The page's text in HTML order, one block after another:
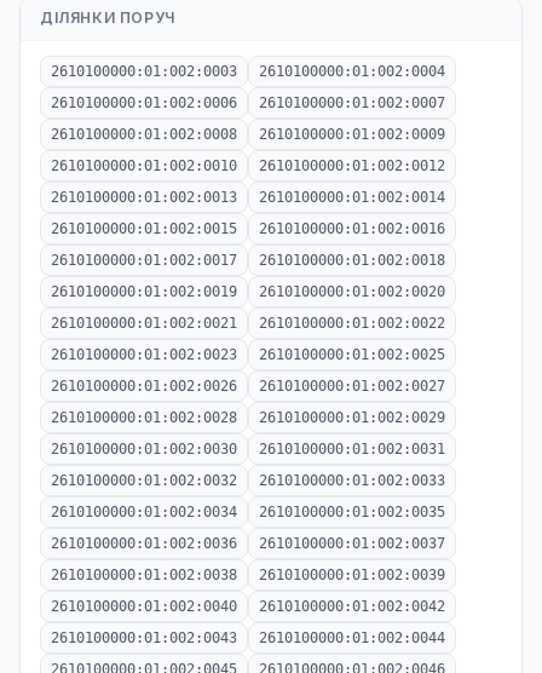
ДІЛЯНКИ ПОРУЧ
2610100000:01:002:0003
2610100000:01:002:0004
2610100000:01:002:0006
2610100000:01:002:0007
2610100000:01:002:0008
2610100000:01:002:0009
2610100000:01:002:0010
2610100000:01:002:0012
2610100000:01:002:0013
2610100000:01:002:0014
2610100000:01:002:0015
2610100000:01:002:0016
2610100000:01:002:0017
2610100000:01:002:0018
2610100000:01:002:0019
2610100000:01:002:0020
2610100000:01:002:0021
2610100000:01:002:0022
2610100000:01:002:0023
2610100000:01:002:0025
2610100000:01:002:0026
2610100000:01:002:0027
2610100000:01:002:0028
2610100000:01:002:0029
2610100000:01:002:0030
2610100000:01:002:0031
2610100000:01:002:0032
2610100000:01:002:0033
2610100000:01:002:0034
2610100000:01:002:0035
2610100000:01:002:0036
2610100000:01:002:0037
2610100000:01:002:0038
2610100000:01:002:0039
2610100000:01:002:0040
2610100000:01:002:0042
2610100000:01:002:0043
2610100000:01:002:0044
2610100000:01:002:0045
2610100000:01:002:0046